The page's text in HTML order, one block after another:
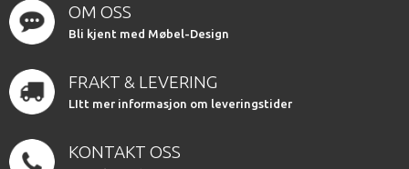
OM OSS
Bli kjent med Møbel-Design
FRAKT & LEVERING
LItt mer informasjon om leveringstider
KONTAKT OSS